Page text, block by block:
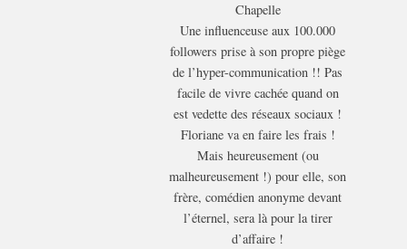
Chapelle
Une influenceuse aux 100.000
followers prise à son propre piège
de l’hyper-communication !! Pas
facile de vivre cachée quand on
est vedette des réseaux sociaux !
Floriane va en faire les frais !
Mais heureusement (ou
malheureusement !) pour elle, son
frère, comédien anonyme devant
l’éternel, sera là pour la tirer
d’affaire !